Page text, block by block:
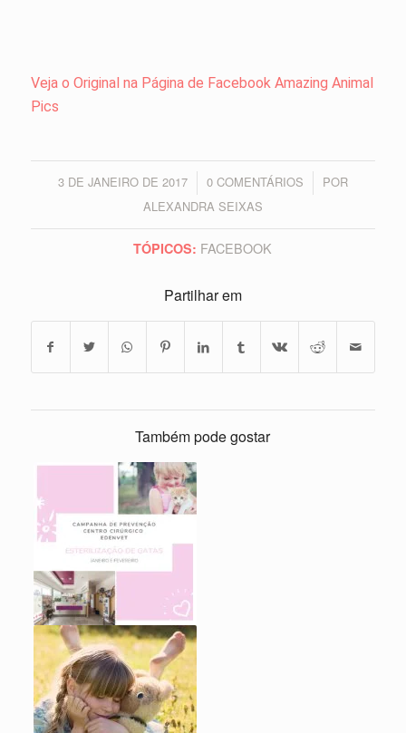
Veja o Original na Página de Facebook Amazing Animal
Pics
3 DE JANEIRO DE 2017
/ 0 COMENTÁRIOS
/
POR
ALEXANDRA SEIXAS
TÓPICOS: FACEBOOK
Partilhar em
Também pode gostar